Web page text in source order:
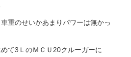
重のせいかあまりパワーは無かっ
て3ＬのＭＣＵ20クルーガーに